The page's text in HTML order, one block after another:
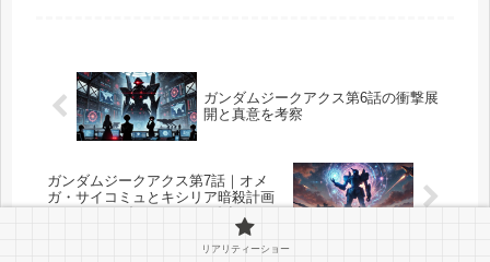
ガンダムジークアクス第6話の衝撃展
開と真意を考察
ガンダムジークアクス第7話｜オメ
ガ・サイコミュとキシリア暗殺計画
リアリティーショー